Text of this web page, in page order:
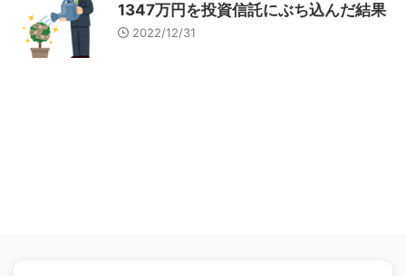
1347万円を投資信託にぶち込んだ結果
2022/12/31